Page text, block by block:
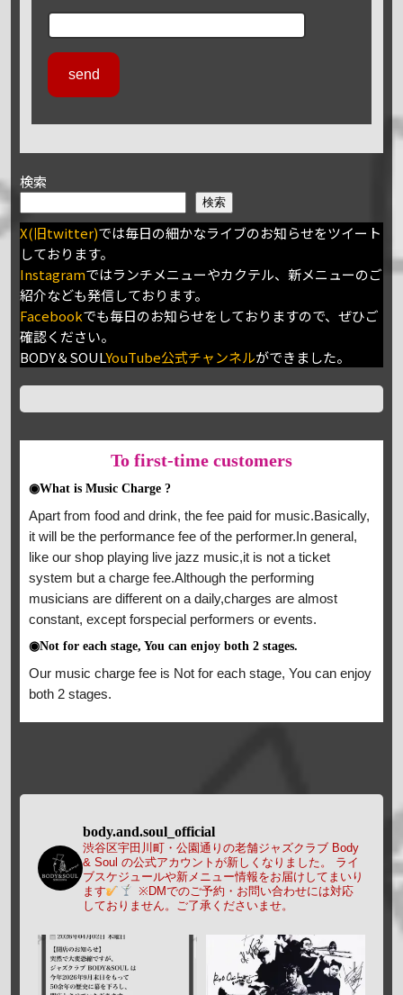
検索
検索
X(旧twitter)では毎日の細かなライブのお知らせをツイート
しております。
Instagramではランチメニューやカクテル、新メニューのご
紹介なども発信しております。
Facebookでも毎日のお知らせをしておりますので、ぜひご
確認ください。
BODY＆SOULYouTube公式チャンネルができました。
To first-time customers
◉What is Music Charge ?
Apart from food and drink, the fee paid for music.Basically,
it will be the performance fee of the performer.In general,
like our shop playing live jazz music,it is not a ticket
system but a charge fee.Although the performing
musicians are different on a daily,charges are almost
constant, except forspecial performers or events.
◉Not for each stage, You can enjoy both 2 stages.
Our music charge fee is Not for each stage, You can enjoy
both 2 stages.
body.and.soul_official
渋谷区宇田川町・公園通りの老舗ジャズクラブ Body
& Soul の公式アカウントが新しくなりました。
ライ
ブスケジュールや新メニュー情報をお届けしてまいり
ます
※DMでのご予約・お問い合わせには対応
しておりません。ご了承くださいませ。